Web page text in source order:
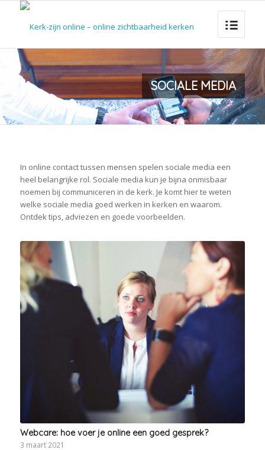
SOCIALE MEDIA
In online contact tussen mensen spelen sociale media een
heel belangrijke rol. Sociale media kun je bijna onmisbaar
noemen bij communiceren in de kerk. Je komt hier te weten
welke sociale media goed werken in kerken en waarom.
Ontdek tips, adviezen en goede voorbeelden.
Webcare: hoe voer je online een goed gesprek?
3 maart 2021